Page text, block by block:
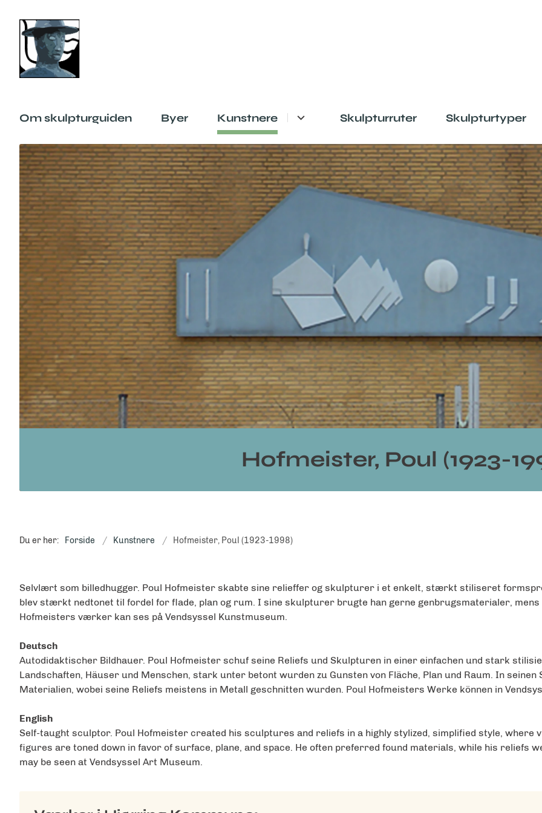
Om skulpturguiden Byer Kunstnere Skulpturruter Skulpturtyper
Hofmeister, Poul (1923-
Du er her: Forside Kunstnere Hofmeister, Poul (1923-1998)
Selvlært som billedhugger. Poul Hofmeister skabte sine relieffer og skulpturer i et enkelt, stærkt stiliseret
blev stærkt nedtonet til fordel for flade, plan og rum. I sine skulpturer brugte han gerne genbrugsmaterialer,
Hofmeisters værker kan ses på Vendsyssel Kunstmuseum.
Deutsch
Autodidaktischer Bildhauer. Poul Hofmeister schuf seine Reliefs und Skulpturen in einer einfachen und stark
Landschaften, Häuser und Menschen, stark unter betont wurden zu Gunsten von Fläche, Plan und Raum. In
Materialien, wobei seine Reliefs meistens in Metall geschnitten wurden. Poul Hofmeisters Werke können in
English
Self-taught sculptor. Poul Hofmeister created his sculptures and reliefs in a highly stylized, simplified style, where
figures are toned down in favor of surface, plane, and space. He often preferred found materials, while his reliefs
may be seen at Vendsyssel Art Museum.